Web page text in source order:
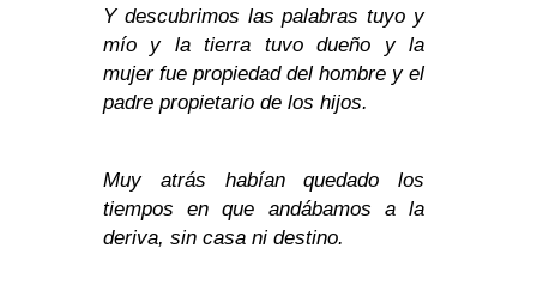
Y descubrimos las palabras tuyo y
mío y la tierra tuvo dueño y la
mujer fue propiedad del hombre y el
padre propietario de los hijos.
Muy atrás habían quedado los
tiempos en que andábamos a la
deriva, sin casa ni destino.